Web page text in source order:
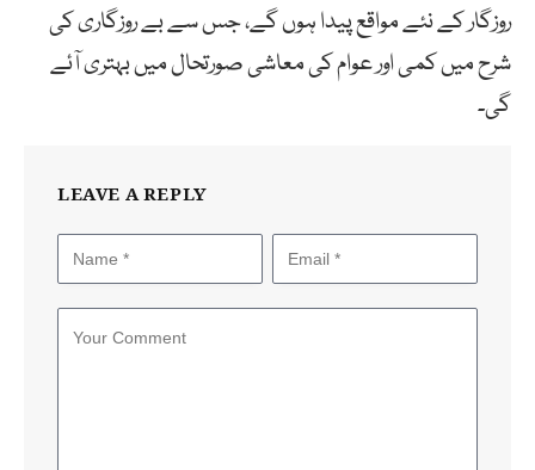
روزگار کے نئے مواقع پیدا ہوں گے، جس سے بے روزگاری کی
شرح میں کمی اور عوام کی معاشی صورتحال میں بہتری آئے
گی۔
LEAVE A REPLY